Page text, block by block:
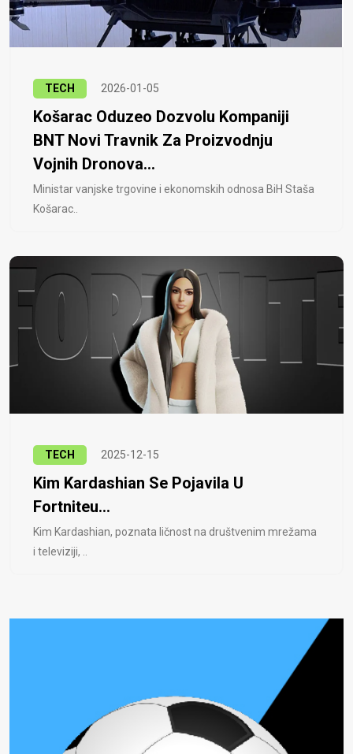
TECH 2026-01-05
Košarac Oduzeo Dozvolu Kompaniji
BNT Novi Travnik Za Proizvodnju
Vojnih Dronova...
Ministar vanjske trgovine i ekonomskih odnosa BiH Staša
Košarac..
TECH 2025-12-15
Kim Kardashian Se Pojavila U
Fortniteu...
Kim Kardashian, poznata ličnost na društvenim mrežama
i televiziji, ..